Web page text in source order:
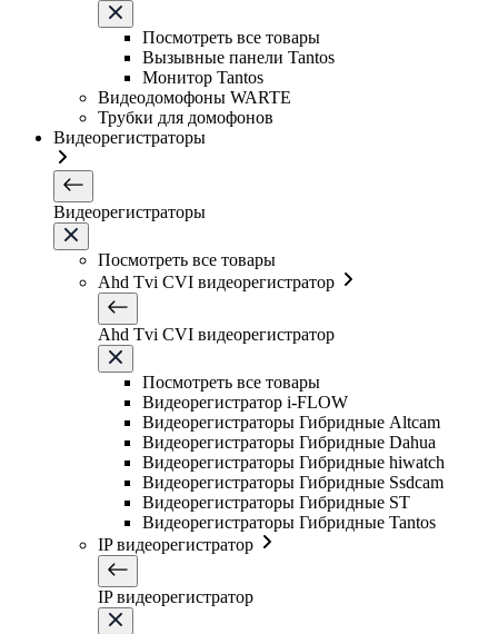
Посмотреть все товары
Вызывные панели Tantos
Монитор Tantos
Видеодомофоны WARTE
Трубки для домофонов
Видеорегистраторы
Видеорегистраторы
Посмотреть все товары
Ahd Tvi CVI видеорегистратор
Ahd Tvi CVI видеорегистратор
Посмотреть все товары
Видеорегистратор i-FLOW
Видеорегистраторы Гибридные Altcam
Видеорегистраторы Гибридные Dahua
Видеорегистраторы Гибридные hiwatch
Видеорегистраторы Гибридные Ssdcam
Видеорегистраторы Гибридные ST
Видеорегистраторы Гибридные Tantos
IP видеорегистратор
IP видеорегистратор